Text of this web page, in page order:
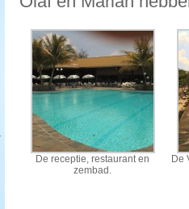
De receptie, restaurant en
zembad.
De